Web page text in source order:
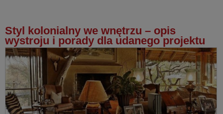
Styl kolonialny we wnętrzu – opis
wystroju i porady dla udanego projektu